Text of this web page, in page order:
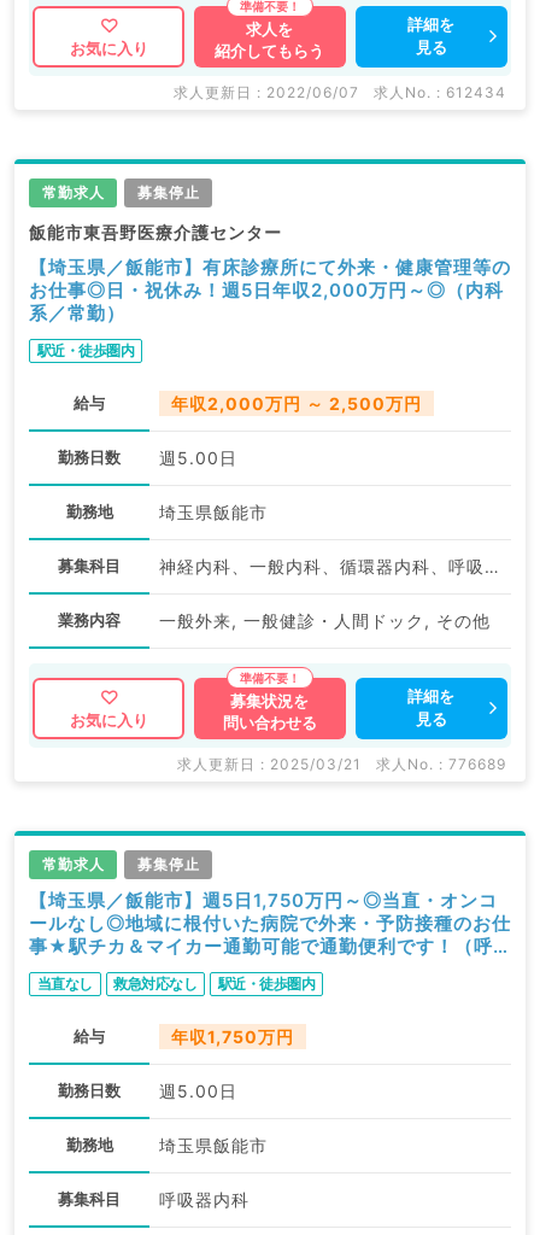
お気に入り
求人を
紹介してもらう
詳細を
見る
求人更新日 : 2022/06/07 求人No. : 612434
常勤求人 募集停止
飯能市東吾野医療介護センター
【埼玉県／飯能市】有床診療所にて外来・健康管理等の
お仕事◎日・祝休み！週5日年収2,000万円～◎（内科
系／常勤）
駅近・徒歩圏内
給与 年収2,000万円 ～ 2,500万円
勤務日数 週5.00日
勤務地 埼玉県飯能市
募集科目 神経内科、一般内科、循環器内科、呼吸器内科、消化器内科、内分泌・代謝内科、腎臓内科、老年内科、血液内科、膠原病科
業務内容 一般外来, 一般健診・人間ドック, その他
お気に入り
募集状況を
問い合わせる
詳細を
見る
求人更新日 : 2025/03/21 求人No. : 776689
常勤求人 募集停止
【埼玉県／飯能市】週5日1,750万円～◎当直・オンコ
ールなし◎地域に根付いた病院で外来・予防接種のお仕
事★駅チカ＆マイカー通勤可能で通勤便利です！（呼
吸器内科／常勤）
当直なし 救急対応なし 駅近・徒歩圏内
給与 年収1,750万円
勤務日数 週5.00日
勤務地 埼玉県飯能市
募集科目 呼吸器内科